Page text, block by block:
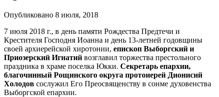
Опубликовано 8 июля, 2018
7 июля 2018 г., в день памяти Рождества Предтечи и
Крестителя Господня Иоанна и день 13-летней годовщины
своей архиерейской хиротонии, епископ Выборгский и
Приозерский Игнатий возглавил торжества престольного
праздника в храме поселка Юкки. Секретарь епархии,
благочинный Рощинского округа протоиерей Дионисий
Холодов сослужил Его Преосвященству в сонме духовенства
Выборгской епархии.